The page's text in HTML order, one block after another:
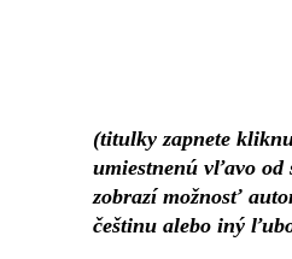
(titulky zapnete
umiestnenú vľavo od
zobrazí možnosť
češtinu alebo iný